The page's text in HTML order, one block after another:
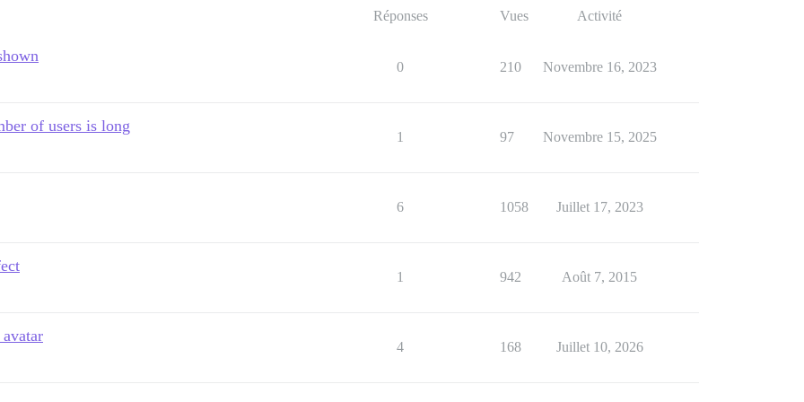
Réponses Vues Activité
0 210 Novembre 16, 2023
of users is long
1 97 Novembre 15, 2025
6 1058 Juillet 17, 2023
1 942 Août 7, 2015
4 168 Juillet 10, 2026